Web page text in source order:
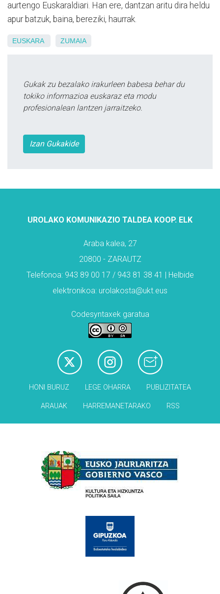
aurtengo Euskaraldiari. Han ere, dantzan aritu dira heldu
apur batzuk, baina, bereziki, haurrak.
EUSKARA ZUMAIA
Gukak zu bezalako irakurleen babesa behar du
tokiko informazioa euskaraz eta modu
profesionalean lantzen jarraitzeko.
Izan Gukakide
UROLAKO KOMUNIKAZIO TALDEA KOOP. ELK
Araba kalea, 27
20800 - ZARAUTZ
Telefonoa: 943 89 00 17 / 943 81 38 41 | Helbide
elektronikoa: urolakosta@ukt.eus
Codesyntaxek garatua
HONI BURUZ LEGE OHARRA PUBLIZITATEA
ARAUAK HARREMANETARAKO RSS